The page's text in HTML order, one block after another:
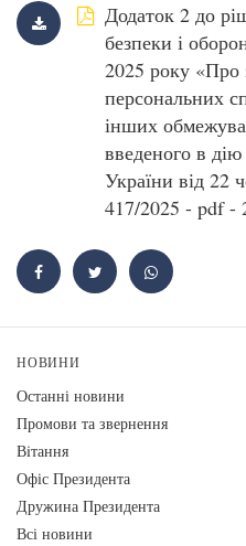
Додаток 2 до
безпеки і
2025 року «Про
персональних
інших
введеного в
України від 22
417/2025 - pdf -
НОВИНИ
Останні новини
Промови та звернення
Вiтання
Офіс Президента
Дружина Президента
Всі новини